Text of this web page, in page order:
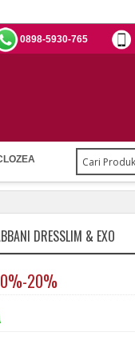
0898-5930-765
DRESSLIM & EXO
20%